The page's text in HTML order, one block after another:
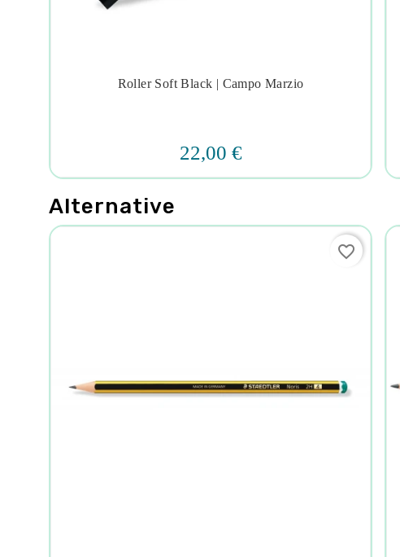
Roller Soft Black | Campo Marzio
22,00 €
Alternative
favorite_border